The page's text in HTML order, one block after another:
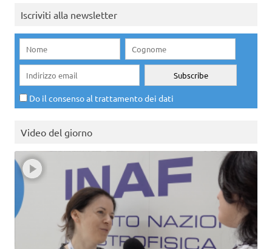
Iscriviti alla newsletter
Do il consenso al trattamento dei dati
Video del giorno